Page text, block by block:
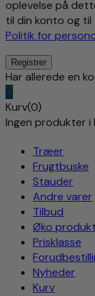
oplevelse på
til din konto og til
Politik for
Har allerede en
0
Kurv(0)
Ingen produkter i
Træer
Frugtbuske
Stauder
Andre varer
Tilbud
Øko
Prisklasse
Nyheder
Kurv